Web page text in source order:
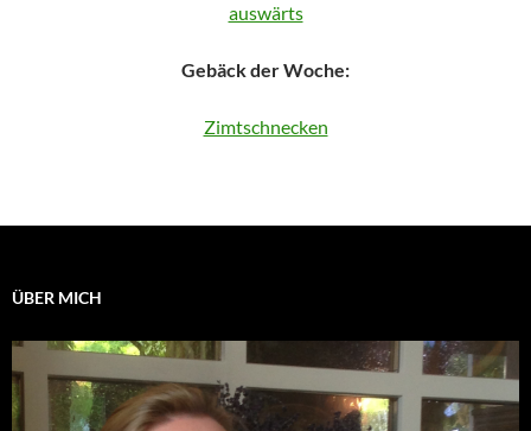
auswärts
Gebäck der Woche:
Zimtschnecken
ÜBER MICH